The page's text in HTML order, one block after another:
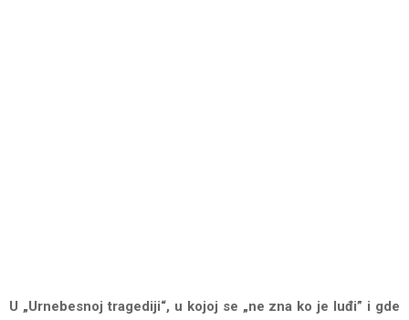
U „Urnebesnoj tragediji“, u kojoj se „ne zna ko je luđi” i gde